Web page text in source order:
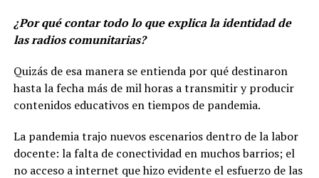
¿Por qué contar todo lo que explica la identidad de
las radios comunitarias?
Quizás de esa manera se entienda por qué destinaron
hasta la fecha más de mil horas a transmitir y producir
contenidos educativos en tiempos de pandemia.
La pandemia trajo nuevos escenarios dentro de la labor
docente: la falta de conectividad en muchos barrios; el
no acceso a internet que hizo evidente el esfuerzo de las